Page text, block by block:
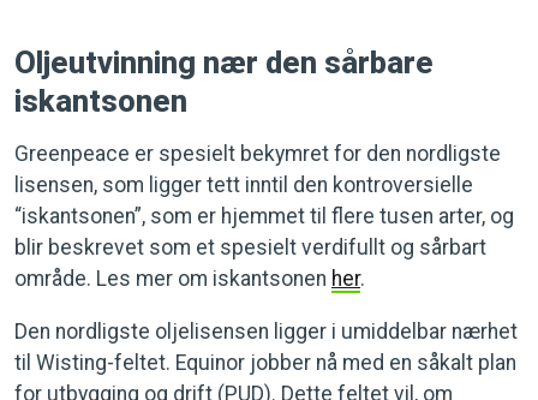
Oljeutvinning nær den sårbare
iskantsonen
Greenpeace er spesielt bekymret for den nordligste
lisensen, som ligger tett inntil den kontroversielle
“iskantsonen”, som er hjemmet til flere tusen arter, og
blir beskrevet som et spesielt verdifullt og sårbart
område. Les mer om iskantsonen her.
Den nordligste oljelisensen ligger i umiddelbar nærhet
til Wisting-feltet. Equinor jobber nå med en såkalt plan
for utbygging og drift (PUD). Dette feltet vil, om